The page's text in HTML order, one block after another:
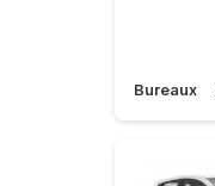
Bureaux